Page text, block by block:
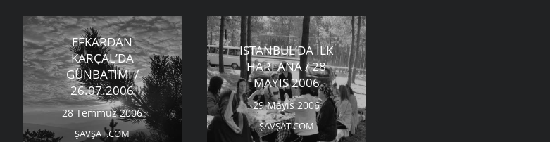
EFKARDAN
KARÇAL’DA
GÜNBATIMI /
26.07.2006
28 Temmuz 2006
ŞAVŞAT.COM
ISTANBUL’DA İLK
HARFANA / 28
MAYIS 2006
29 Mayıs 2006
ŞAVŞAT.COM